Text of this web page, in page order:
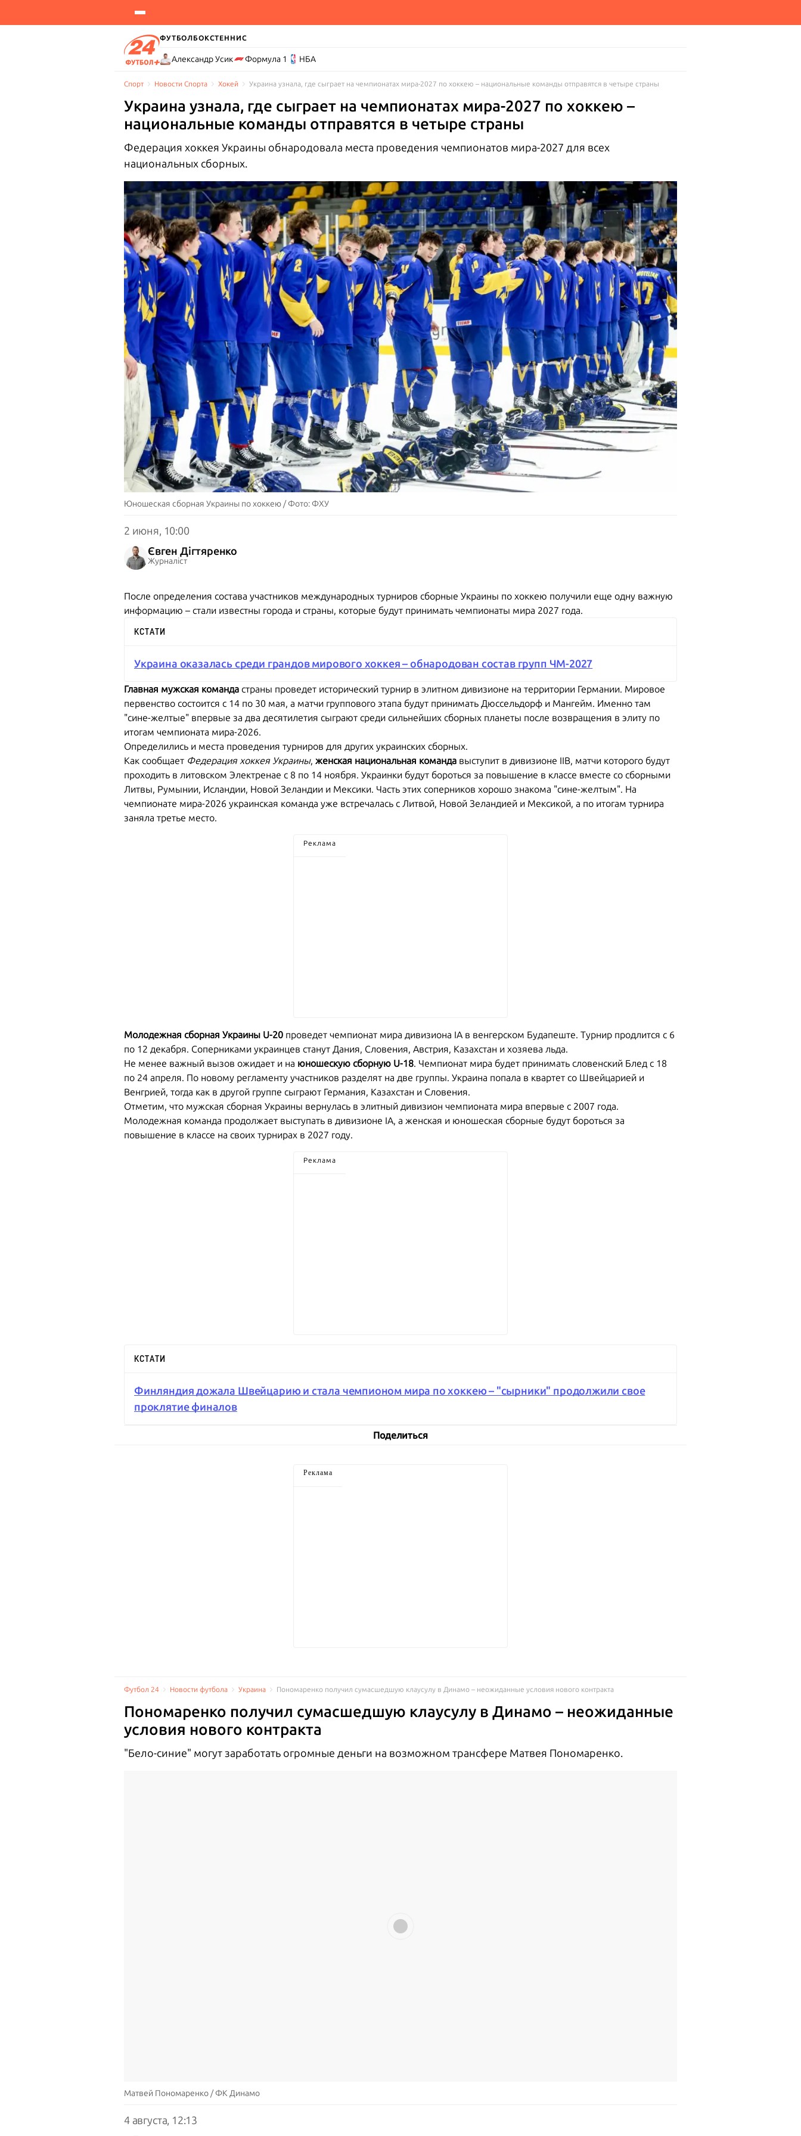
ФУТБОЛБОКСТЕННИС
Александр Усик Формула 1 НБА
Спорт Новости Cпорта Хокей Украина узнала, где сыграет на чемпионатах мира-2027 по хоккею – национальные команды отправятся в четыре страны
Украина узнала, где сыграет на чемпионатах мира-2027 по хоккею –
национальные команды отправятся в четыре страны
Федерация хоккея Украины обнародовала места проведения чемпионатов мира-2027 для всех
национальных сборных.
Юношеская сборная Украины по хоккею / Фото: ФХУ
2 июня, 10:00
Євген Дігтяренко
Журналіст
После определения состава участников международных турниров сборные Украины по хоккею получили еще одну важную
информацию – стали известны города и страны, которые будут принимать чемпионаты мира 2027 года.
КСТАТИ
Украина оказалась среди грандов мирового хоккея – обнародован состав групп ЧМ-2027
Главная мужская команда страны проведет исторический турнир в элитном дивизионе на территории Германии. Мировое
первенство состоится с 14 по 30 мая, а матчи группового этапа будут принимать Дюссельдорф и Мангейм. Именно там
"сине-желтые" впервые за два десятилетия сыграют среди сильнейших сборных планеты после возвращения в элиту по
итогам чемпионата мира-2026.
Определились и места проведения турниров для других украинских сборных.
Как сообщает Федерация хоккея Украины, женская национальная команда выступит в дивизионе IIB, матчи которого будут
проходить в литовском Электренае с 8 по 14 ноября. Украинки будут бороться за повышение в классе вместе со сборными
Литвы, Румынии, Исландии, Новой Зеландии и Мексики. Часть этих соперников хорошо знакома "сине-желтым". На
чемпионате мира-2026 украинская команда уже встречалась с Литвой, Новой Зеландией и Мексикой, а по итогам турнира
заняла третье место.
Реклама
Молодежная сборная Украины U-20 проведет чемпионат мира дивизиона IA в венгерском Будапеште. Турнир продлится с 6
по 12 декабря. Соперниками украинцев станут Дания, Словения, Австрия, Казахстан и хозяева льда.
Не менее важный вызов ожидает и на юношескую сборную U-18. Чемпионат мира будет принимать словенский Блед с 18
по 24 апреля. По новому регламенту участников разделят на две группы. Украина попала в квартет со Швейцарией и
Венгрией, тогда как в другой группе сыграют Германия, Казахстан и Словения.
Отметим, что мужская сборная Украины вернулась в элитный дивизион чемпионата мира впервые с 2007 года.
Молодежная команда продолжает выступать в дивизионе IA, а женская и юношеская сборные будут бороться за
повышение в классе на своих турнирах в 2027 году.
Реклама
КСТАТИ
Финляндия дожала Швейцарию и стала чемпионом мира по хоккею – "сырники" продолжили свое
проклятие финалов
Поделиться
Реклама